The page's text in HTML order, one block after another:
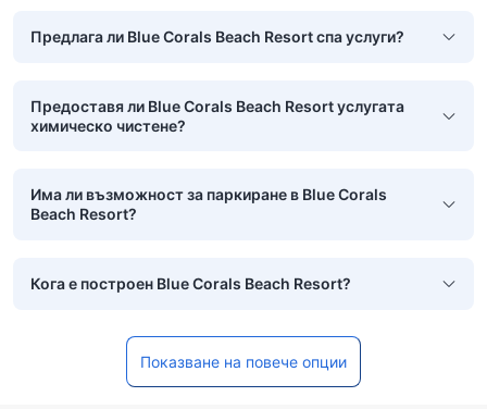
Предлага ли Blue Corals Beach Resort спа услуги?
Предоставя ли Blue Corals Beach Resort услугата
химическо чистене?
Има ли възможност за паркиране в Blue Corals
Beach Resort?
Кога е построен Blue Corals Beach Resort?
Показване на повече опции